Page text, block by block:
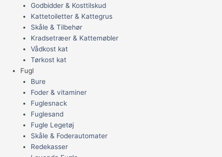
Godbidder & Kosttilskud
Kattetoiletter & Kattegrus
Skåle & Tilbehør
Kradsetræer & Kattemøbler
Vådkost kat
Tørkost kat
Fugl
Bure
Foder & vitaminer
Fuglesnack
Fuglesand
Fugle Legetøj
Skåle & Foderautomater
Redekasser